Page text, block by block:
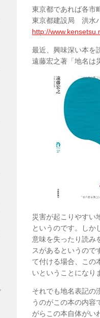
東京都であれば各市
東京都建設局 洪水
http://
最近、興味深い本を
遠藤宏之著「地名は
災害が起こりやすい
というのです。しか
意味を失ったり読み
スがあるというので
て付ける場合、この
いということになり
それでも地名表記の
うのがこの本の内容
がらこの本自体がい